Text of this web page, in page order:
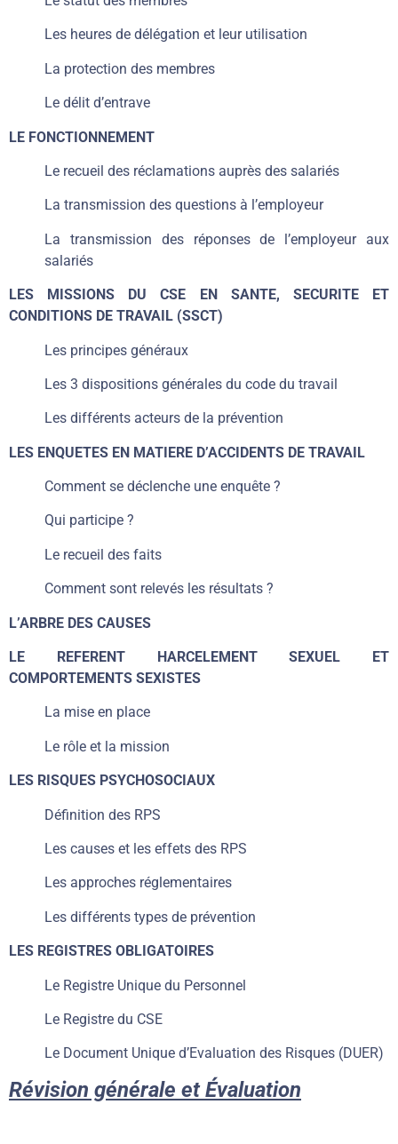
Les heures de délégation et leur utilisation
La protection des membres
Le délit d’entrave
LE FONCTIONNEMENT
Le recueil des réclamations auprès des salariés
La transmission des questions à l’employeur
La transmission des réponses de l’employeur aux
salariés
LES MISSIONS DU CSE EN SANTE, SECURITE ET
CONDITIONS DE TRAVAIL (SSCT)
Les principes généraux
Les 3 dispositions générales du code du travail
Les différents acteurs de la prévention
LES ENQUETES EN MATIERE D’ACCIDENTS DE TRAVAIL
Comment se déclenche une enquête ?
Qui participe ?
Le recueil des faits
Comment sont relevés les résultats ?
L’ARBRE DES CAUSES
LE REFERENT HARCELEMENT SEXUEL ET
COMPORTEMENTS SEXISTES
La mise en place
Le rôle et la mission
LES RISQUES PSYCHOSOCIAUX
Définition des RPS
Les causes et les effets des RPS
Les approches réglementaires
Les différents types de prévention
LES REGISTRES OBLIGATOIRES
Le Registre Unique du Personnel
Le Registre du CSE
Le Document Unique d’Evaluation des Risques (DUER)
Révision générale et Évaluation